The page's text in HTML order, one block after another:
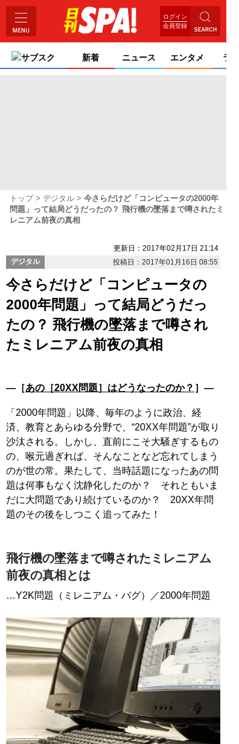
ログイン
会員登録
サブスク 新着 ニュース エンタメ ライ
トップ デジタル
今さらだけど「コンピュータの2000年
問題」って結局どうだったの？ 飛行機の墜落まで噂されたミ
レニアム前夜の真相
更新日：2017年02月17日 21:14
デジタル
投稿日：2017年01月16日 08:55
今さらだけど「コンピュータの
2000年問題」って結局どうだっ
たの？ 飛行機の墜落まで噂され
たミレニアム前夜の真相
―［あの［20XX問題］はどうなったのか？ ］―
「2000年問題」以降、毎年のように政治、経
済、教育とあらゆる分野で、“20XX年問題”が取り
沙汰される。しかし、直前にこそ大騒ぎするもの
の、喉元過ぎれば、そんなことなど忘れてしまう
のが世の常。果たして、当時話題になったあの問
題は何事もなく沈静化したのか？ それともいま
だに大問題であり続けているのか？ 20XX年問
題のその後をしつこく追ってみた！
飛行機の墜落まで噂されたミレニアム
前夜の真相とは
…Y2K問題（ミレニアム・バグ）／2000年問題